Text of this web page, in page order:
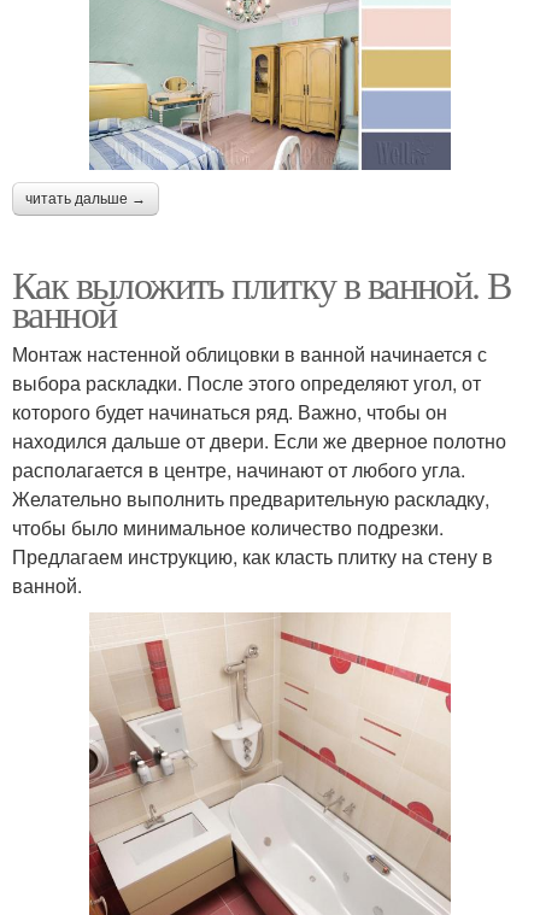
читать дальше →
Как выложить плитку в ванной. В
ванной
Монтаж настенной облицовки в ванной начинается с
выбора раскладки. После этого определяют угол, от
которого будет начинаться ряд. Важно, чтобы он
находился дальше от двери. Если же дверное полотно
располагается в центре, начинают от любого угла.
Желательно выполнить предварительную раскладку,
чтобы было минимальное количество подрезки.
Предлагаем инструкцию, как класть плитку на стену в
ванной.